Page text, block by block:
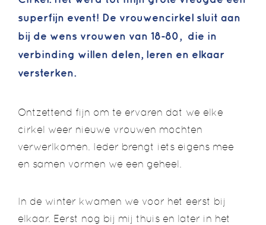
superfijn event! De vrouwencirkel sluit aan
bij de wens vrouwen van 18-80, die in
verbinding willen delen, leren en elkaar
versterken.
Ontzettend fijn om te ervaren dat we elke
cirkel weer nieuwe vrouwen mochten
verwerlkomen. Ieder brengt iets eigens mee
en samen vormen we een geheel.
In de winter kwamen we voor het eerst bij
elkaar. Eerst nog bij mij thuis en later in het